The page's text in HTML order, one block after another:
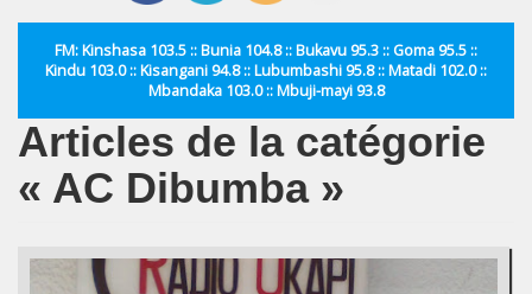
FM: Kinshasa 103.5 :: Bunia 104.8 :: Bukavu 95.3 :: Goma 95.5 ::
Kindu 103.0 :: Kisangani 94.8 :: Lubumbashi 95.8 :: Matadi 102.0 ::
Mbandaka 103.0 :: Mbuji-mayi 93.8
Articles de la catégorie
« AC Dibumba »